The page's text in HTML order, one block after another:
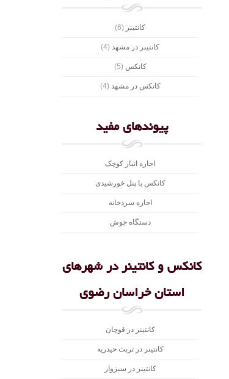
کانتینر (6)
کانتینر در مشهد(4)
کانکس (5)
کانکس در مشهد (4)
پیوندهای مفید
اجاره انبار کوچک
کانکس با پنل خورشیدی
اجاره سردخانه
دستگاه جوش
کانکس و کانتینر در شهرهای
استان خراسان رضوی
کانتینر در قوچان
کانتینر در تربت حیدریه
کانتینر در سبزوار